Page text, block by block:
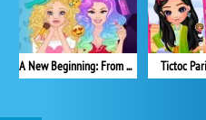
Tictoc
A New Beginning: From Sad To Fab